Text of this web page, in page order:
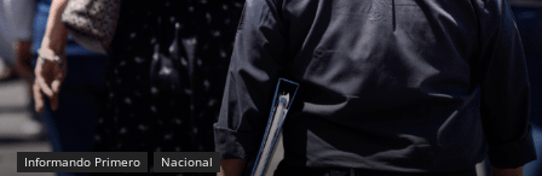
Informando Primero Nacional